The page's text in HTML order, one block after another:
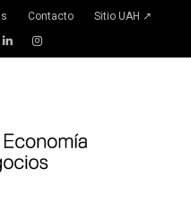
Contacto Sitio UAH ↗
LinkedInInstagram